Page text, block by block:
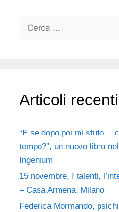
Articoli recenti
“E se dopo poi mi stufo…
tempo?”, un nuovo libro
Ingenium
15 novembre, I talenti,
– Casa Armena, Milano
Federica Mormando,